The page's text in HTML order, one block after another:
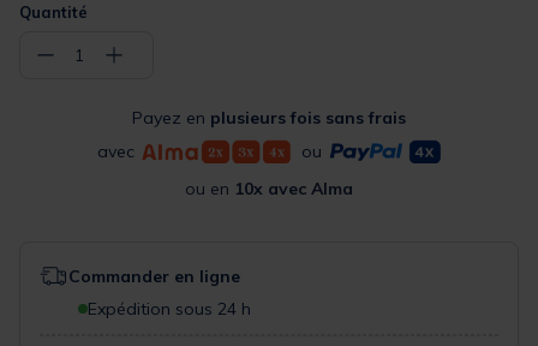
Quantité
− 1 +
Payez en plusieurs fois sans frais
avec
ou
ou en 10x avec Alma
Commander en ligne
Expédition sous 24 h